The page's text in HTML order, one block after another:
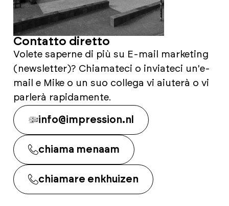
Contatto diretto
Volete saperne di più su E-mail marketing
(newsletter)? Chiamateci o inviateci un'e-
mail e Mike o un suo collega vi aiuterà o vi
parlerà rapidamente.
info@impression.nl
chiama menaam
chiamare enkhuizen